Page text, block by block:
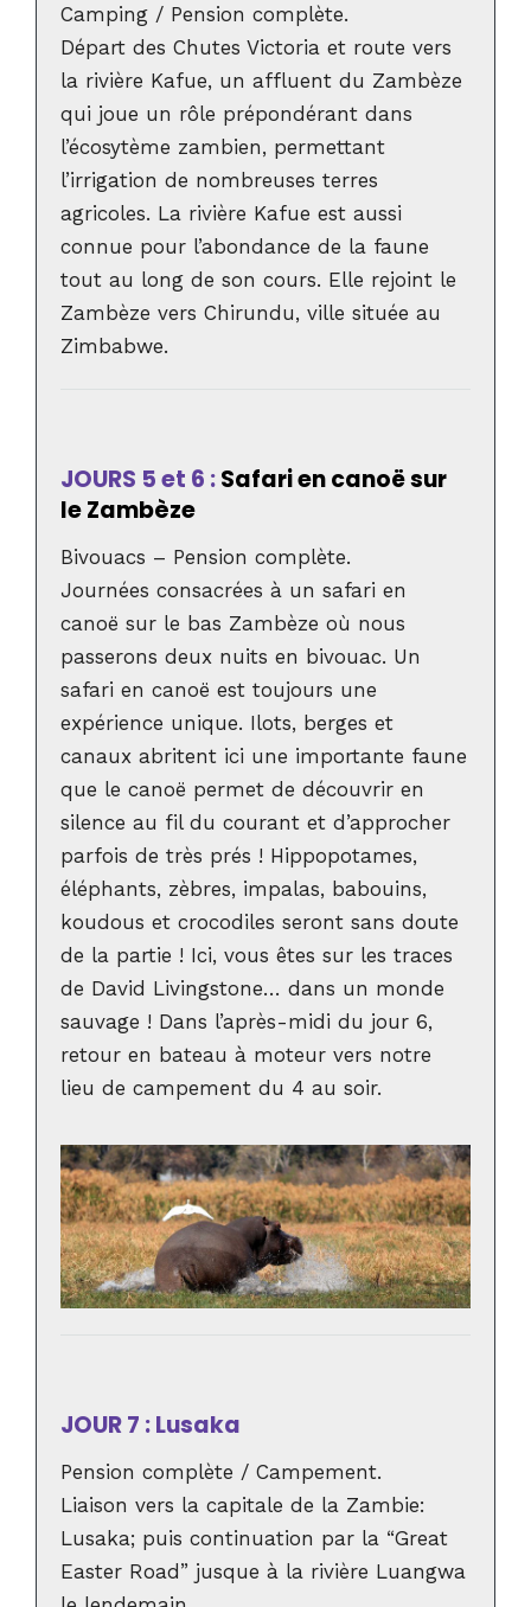
Camping / Pension complète.
Départ des Chutes Victoria et route vers
la rivière Kafue, un affluent du Zambèze
qui joue un rôle prépondérant dans
l’écosytème zambien, permettant
l’irrigation de nombreuses terres
agricoles. La rivière Kafue est aussi
connue pour l’abondance de la faune
tout au long de son cours. Elle rejoint le
Zambèze vers Chirundu, ville située au
Zimbabwe.
JOURS 5 et 6 :Safari en canoë sur
le Zambèze
Bivouacs – Pension complète.
Journées consacrées à un safari en
canoë sur le bas Zambèze où nous
passerons deux nuits en bivouac. Un
safari en canoë est toujours une
expérience unique. Ilots, berges et
canaux abritent ici une importante faune
que le canoë permet de découvrir en
silence au fil du courant et d’approcher
parfois de très prés ! Hippopotames,
éléphants, zèbres, impalas, babouins,
koudous et crocodiles seront sans doute
de la partie ! Ici, vous êtes sur les traces
de David Livingstone… dans un monde
sauvage ! Dans l’après-midi du jour 6,
retour en bateau à moteur vers notre
lieu de campement du 4 au soir.
JOUR 7 : Lusaka
Pension complète / Campement.
Liaison vers la capitale de la Zambie:
Lusaka; puis continuation par la “Great
Easter Road” jusque à la rivière Luangwa